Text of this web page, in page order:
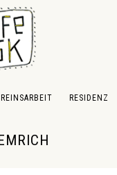
RESIDENZ